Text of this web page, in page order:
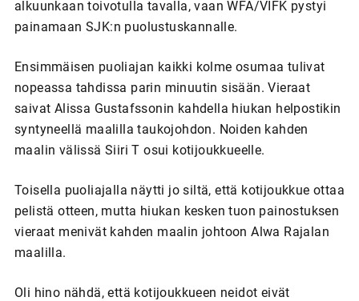
alkuunkaan toivotulla tavalla, vaan WFA/VIFK pystyi
painamaan SJK:n puolustuskannalle.
Ensimmäisen puoliajan kaikki kolme osumaa tulivat
nopeassa tahdissa parin minuutin sisään. Vieraat
saivat Alissa Gustafssonin kahdella hiukan helpostikin
syntyneellä maalilla taukojohdon. Noiden kahden
maalin välissä Siiri T osui kotijoukkueelle.
Toisella puoliajalla näytti jo siltä, että kotijoukkue ottaa
pelistä otteen, mutta hiukan kesken tuon painostuksen
vieraat menivät kahden maalin johtoon Alwa Rajalan
maalilla.
Oli hino nähdä, että kotijoukkueen neidot eivät